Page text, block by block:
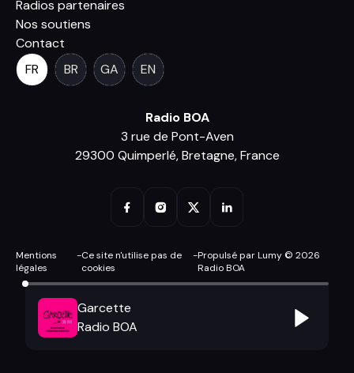
Radios partenaires
Nos soutiens
Contact
FR
BR GA EN
Radio BOA
3 rue de Pont-Aven
29300 Quimperlé, Bretagne, France
Mentions
légales
-Ce site n'utilise pas de
cookies
-Propulsé par Lumy © 2026
Radio BOA
Garcette
Radio BOA